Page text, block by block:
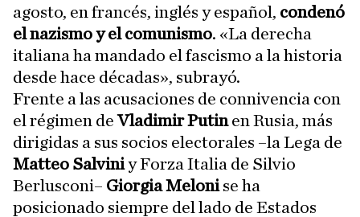
agosto, en francés, inglés y español, condenó
el nazismo y el comunismo. «La derecha
italiana ha mandado el fascismo a la historia
desde hace décadas», subrayó.
Frente a las acusaciones de connivencia con
el régimen deVladimir Putinen Rusia, más
dirigidas a sus socios electorales –la Lega de
Matteo Salviniy Forza Italia de Silvio
Berlusconi– Giorgia Melonise ha
posicionado siempre del lado de Estados